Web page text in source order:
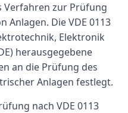
Verfahren zur Prüfung
Anlagen. Die VDE 0113
Elektronik
herausgegebene
an die Prüfung des
Anlagen festlegt.
nach VDE 0113